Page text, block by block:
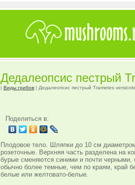
Дедалеопсис пестрый
| Виды грибов | Дедалеопсис пестрый Trametes
Поделиться в:
Плодовое тело. Шляпки до 10 см
розеточные. Верхняя часть разделена на
бурые сменяются синими и почти
обычно более темные, чем по краям, край
белые или желтовато-белые.